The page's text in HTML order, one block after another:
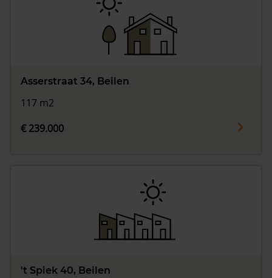
Asserstraat 34, Beilen
117 m2
€ 239.000
't Spiek 40, Beilen